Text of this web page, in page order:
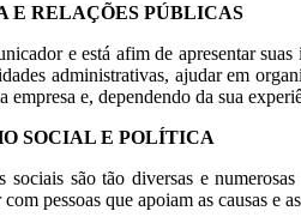
E RELAÇÕES PÚBLICAS
e está afim de apresentar
administrativas, ajudar em
e, dependendo da sua
SOCIAL E POLÍTICA
são tão diversas e
pessoas que apoiam as causas